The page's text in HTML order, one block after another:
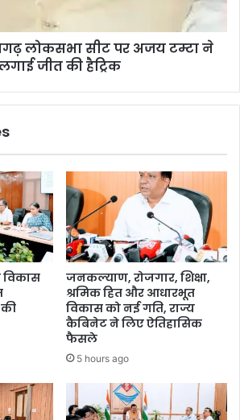
लोकसभा सीट पर अजय टम्टा ने
जीत की हैट्रिक
जनकल्याण, रोजगार, शिक्षा,
श्रमिक हित और आधारभूत
विकास को नई गति, राज्य
कैबिनेट ने लिए ऐतिहासिक
फैसले
5 hours ago